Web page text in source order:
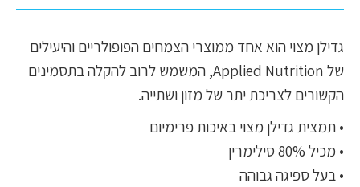
גדילן מצוי הוא אחד ממוצרי הצמחים הפופולריים והיעילים
של Applied Nutrition, המשמש לרוב להקלה בתסמינים
הקשורים לצריכת יתר של מזון ושתייה.
• תמצית גדילן מצוי באיכות פרימיום
• מכיל 80% סילימרין
• בעל ספיגה גבוהה